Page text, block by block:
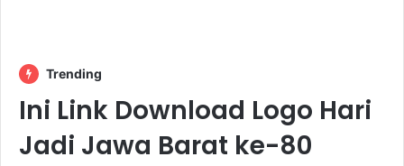
Trending
Ini Link Download Logo Hari
Jadi Jawa Barat ke-80